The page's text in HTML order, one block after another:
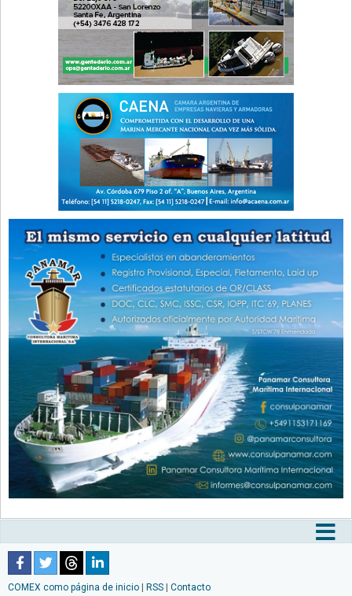
COMEX como página de inicio | RSS | Contacto